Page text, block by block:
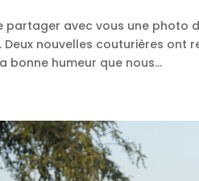
partager avec vous une
Deux nouvelles couturières ont
bonne humeur que nous...